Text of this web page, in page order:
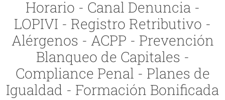
Horario - Canal Denuncia -
LOPIVI - Registro Retributivo -
Alérgenos - ACPP - Prevención
Blanqueo de Capitales -
Compliance Penal - Planes de
Igualdad - Formación Bonificada